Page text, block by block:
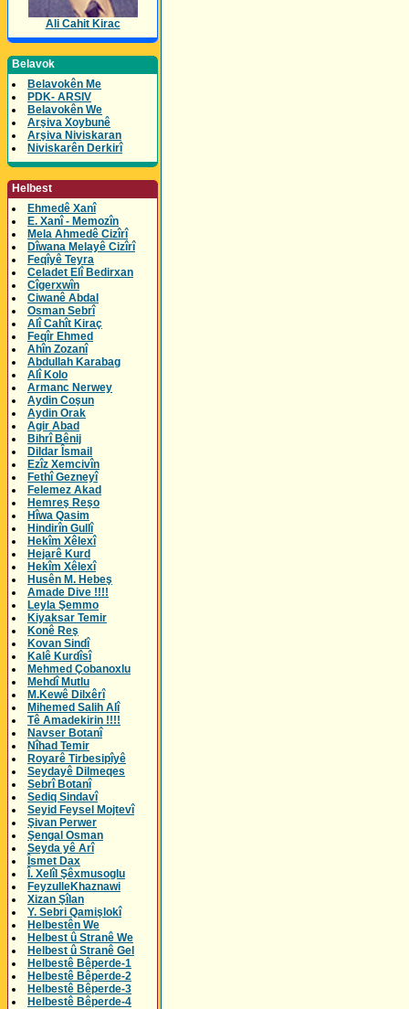
Ali Cahit Kirac
Belavok
Belavokên Me
PDK- ARSIV
Belavokên We
Arşiva Xoybunê
Arşiva Niviskaran
Niviskarên Derkirî
Helbest
Ehmedê Xanî
E. Xanî - Memozîn
Mela Ahmedê Cizîrî
Dîwana Melayê Cizîrî
Feqîyê Teyra
Celadet Elî Bedirxan
Cîgerxwîn
Ciwanê Abdal
Osman Sebrî
Alî Cahît Kiraç
Feqîr Ehmed
Ahîn Zozanî
Abdullah Karabag
Alî Kolo
Armanc Nerwey
Aydin Coşun
Aydin Orak
Agir Abad
Bihrî Bênij
Dildar Îsmail
Ezîz Xemcivîn
Fethî Gezneyî
Felemez Akad
Hemreş Reşo
Hîwa Qasim
Hindirîn Gullî
Hekîm Xêlexî
Hejarê Kurd
Hekîm Xêlexî
Husên M. Hebeş
Amade Dive !!!!
Leyla Şemmo
Kiyaksar Temir
Konê Reş
Kovan Sindî
Kalê Kurdîsî
Mehmed Çobanoxlu
Mehdî Mutlu
M.Kewê Dilxêrî
Mihemed Salih Alî
Tê Amadekirin !!!!
Navser Botanî
Nîhad Temir
Royarê Tirbesipîyê
Seydayê Dilmeqes
Sebrî Botanî
Sediq Sindavî
Seyid Feysel Mojtevî
Şivan Perwer
Şengal Osman
Seyda yê Arî
Îsmet Dax
Î. Xelîl Şêxmusoglu
FeyzulleKhaznawi
Xizan Şîlan
Y. Sebri Qamişlokî
Helbestên We
Helbest û Stranê We
Helbest û Stranê Gel
Helbestê Bêperde-1
Helbestê Bêperde-2
Helbestê Bêperde-3
Helbestê Bêperde-4